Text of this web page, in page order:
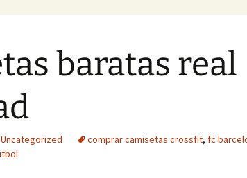
baratas real
Uncategorized comprar camisetas crossfit, fc